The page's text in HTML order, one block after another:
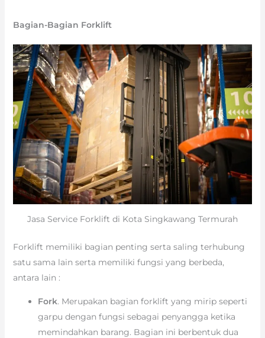
Bagian-Bagian Forklift
Jasa Service Forklift di Kota Singkawang Termurah
Forklift memiliki bagian penting serta saling terhubung
satu sama lain serta memiliki fungsi yang berbeda,
antara lain :
Fork. Merupakan bagian forklift yang mirip seperti
garpu dengan fungsi sebagai penyangga ketika
memindahkan barang. Bagian ini berbentuk dua